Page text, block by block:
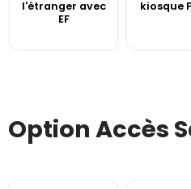
l'étranger avec
EF
kiosque
Option Accès